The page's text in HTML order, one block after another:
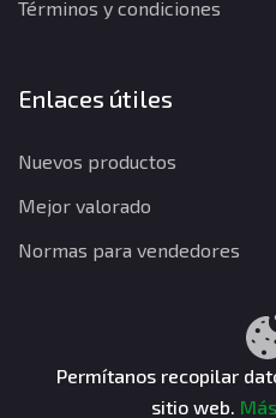
Términos y condiciones
Enlaces útiles
Nuevos productos
Mejor valorado
Normas para vendedores
Términos y
CuentasGO © 2026.
Permítanos recopilar
sitio web.